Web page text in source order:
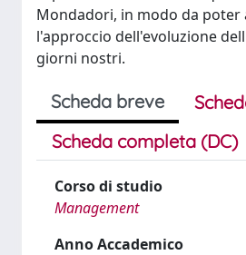
Mondadori, in modo da poter
l'approccio dell'evoluzione
giorni nostri.
Scheda breve
Scheda completa (DC)
Corso di studio
Management
Anno Accademico